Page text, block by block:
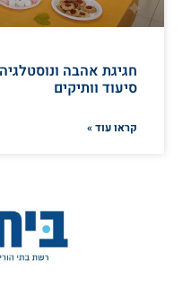
חגיגת אהבה
סיעוד וותיקים
קראו עוד »